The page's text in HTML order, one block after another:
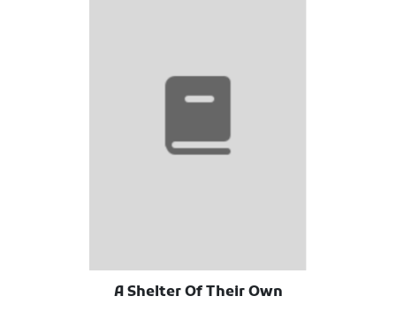
A Shelter Of Their Own